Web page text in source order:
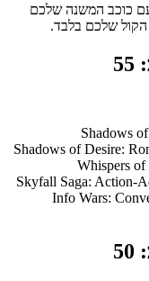
כוכב המשנה שלכם
שלכם בלבד.
51. Info Wars: